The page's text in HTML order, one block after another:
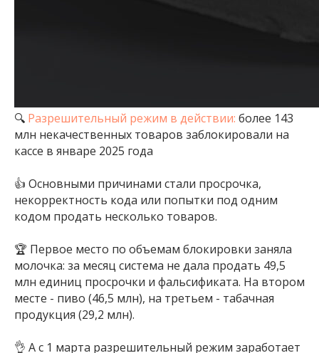
🔍 Разрешительный режим в действии: более 143
млн некачественных товаров заблокировали на
кассе в январе 2025 года
👍 Основными причинами стали просрочка,
некорректность кода или попытки под одним
кодом продать несколько товаров.
🏆 Первое место по объемам блокировки заняла
молочка: за месяц система не дала продать 49,5
млн единиц просрочки и фальсификата. На втором
месте - пиво (46,5 млн), на третьем - табачная
продукция (29,2 млн).
👌 А с 1 марта разрешительный режим заработает